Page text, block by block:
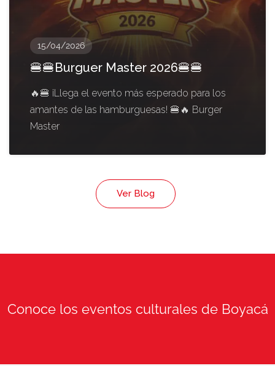
15/04/2026
🍔🍔Burguer Master 2026🍔🍔
🔥🍔 ¡Llega el evento más esperado para los
amantes de las hamburguesas! 🍔🔥 Burger
Master
Ver Blog
Conoce los eventos culturales de Boyacá